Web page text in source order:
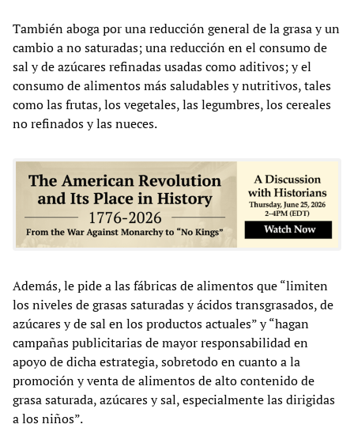
También aboga por una reducción general de la grasa y un
cambio a no saturadas; una reducción en el consumo de
sal y de azúcares refinadas usadas como aditivos; y el
consumo de alimentos más saludables y nutritivos, tales
como las frutas, los vegetales, las legumbres, los cereales
no refinados y las nueces.
Además, le pide a las fábricas de alimentos que “limiten
los niveles de grasas saturadas y ácidos transgrasados, de
azúcares y de sal en los productos actuales” y “hagan
campañas publicitarias de mayor responsabilidad en
apoyo de dicha estrategia, sobretodo en cuanto a la
promoción y venta de alimentos de alto contenido de
grasa saturada, azúcares y sal, especialmente las dirigidas
a los niños”.